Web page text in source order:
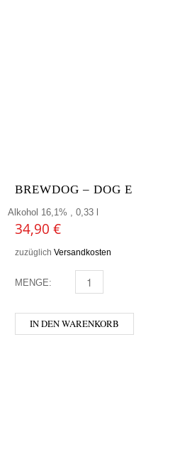
BREWDOG – DOG E
Alkohol 16,1% , 0,33 l
34,90 €
zuzüglich Versandkosten
MENGE: BREWDOG - DOG E MENGE
IN DEN WARENKORB